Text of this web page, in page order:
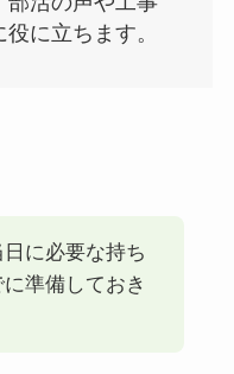
に立ちます。
に必要な持ち
準備しておき